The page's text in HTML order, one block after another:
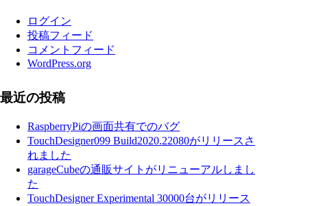
ログイン
投稿フィード
コメントフィード
WordPress.org
最近の投稿
RaspberryPiの画面共有でのバグ
TouchDesigner099 Build2020.22080がリリースさ
れました
garageCubeの通販サイトがリニューアルしまし
た
TouchDesigner Experimental 30000台がリリース